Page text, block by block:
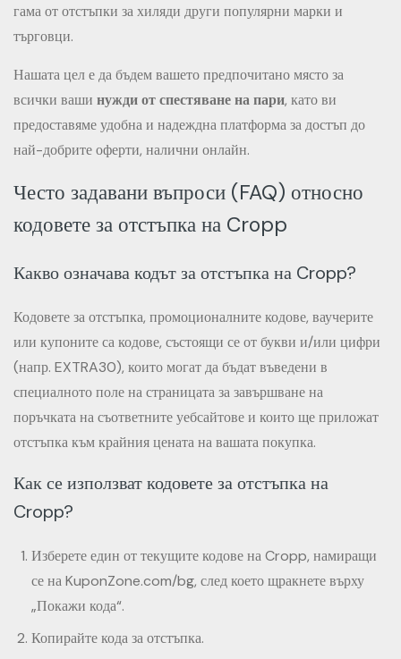
гама от отстъпки за хиляди други популярни марки и
търговци.
Нашата цел е да бъдем вашето предпочитано място за
всички ваши нужди от спестяване на пари, като ви
предоставяме удобна и надеждна платформа за достъп до
най-добрите оферти, налични онлайн.
Често задавани въпроси (FAQ) относно
кодовете за отстъпка на Cropp
Какво означава кодът за отстъпка на Cropp?
Кодовете за отстъпка, промоционалните кодове, ваучерите
или купоните са кодове, състоящи се от букви и/или цифри
(напр. EXTRA30), които могат да бъдат въведени в
специалното поле на страницата за завършване на
поръчката на съответните уебсайтове и които ще приложат
отстъпка към крайния цената на вашата покупка.
Как се използват кодовете за отстъпка на
Cropp?
Изберете един от текущите кодове на Cropp, намиращи
се на KuponZone.com/bg, след което щракнете върху
„Покажи кода“.
Копирайте кода за отстъпка.